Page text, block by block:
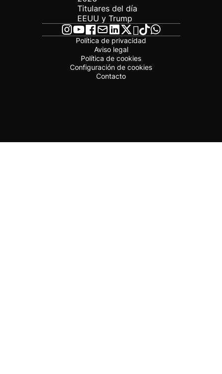
Titulares del día
EEUU y Trump
Política de privacidad
Aviso legal
Política de cookies
Configuración de cookies
Contacto